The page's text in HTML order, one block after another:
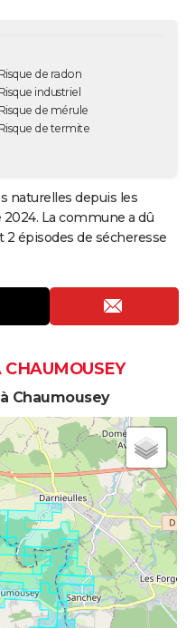
Risque de radon
Risque industriel
Risque de mérule
Risque de termite
naturelles depuis les
2024. La commune a dû
2 épisodes de sécheresse
Chaumousey